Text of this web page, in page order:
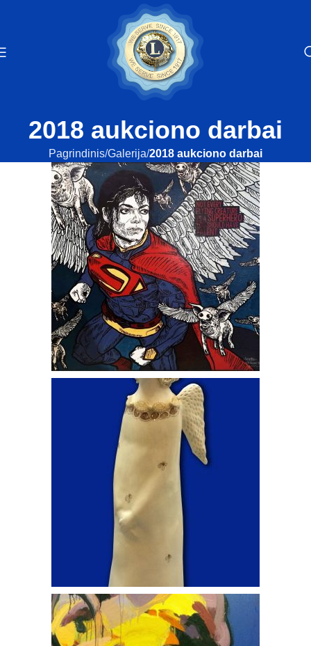
2018 aukciono darbai
Pagrindinis Galerija 2018 aukciono darbai